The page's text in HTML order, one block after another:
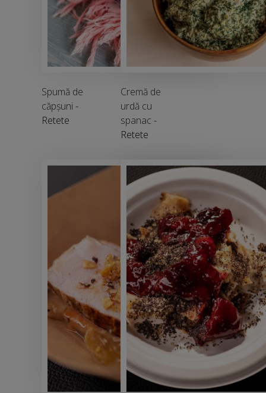
Spumă de
căpșuni-
Retete
Cremă de
urdă cu
spanac -
Retete